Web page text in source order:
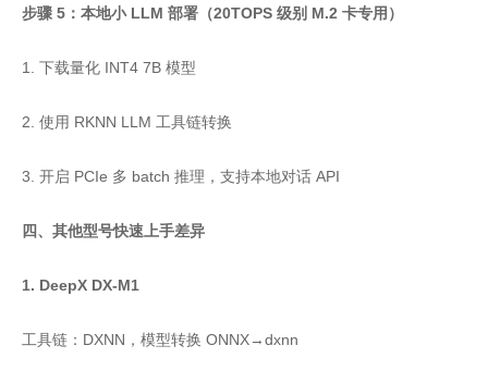
步骤 5：本地小 LLM 部署（20TOPS 级别 M.2 卡专用）
1. 下载量化 INT4 7B 模型
2. 使用 RKNN LLM 工具链转换
3. 开启 PCIe 多 batch 推理，支持本地对话 API
四、其他型号快速上手差异
1. DeepX DX-M1
工具链：DXNN，模型转换 ONNX→dxnn